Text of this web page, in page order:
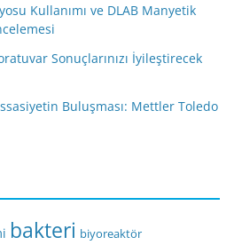
Kullanımı ve DLAB Manyetik
Sonuçlarınızı İyileştirecek
Buluşması: Mettler Toledo
bakteri biyoreaktör